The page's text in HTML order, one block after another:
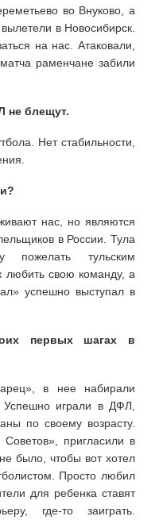
во Внуково, а
в Новосибирск.
на нас. Атаковали,
раменчане забили
не блещут.
Нет стабильности,
нас, но являются
в России. Тула
тульским
любить свою команду, а
успешно выступал в
первых шагах в
в нее набирали
Успешно играли в ДФЛ,
по своему возрасту.
пригласили в
было, чтобы вот хотел
Просто любил
для ребенка ставят
где-то заиграть.